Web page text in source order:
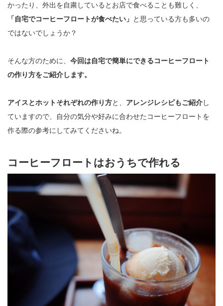
かったり、外出を自粛しているとお店で食べることも難しく、
「自宅でコーヒーフロートが食べたい」 と思っている方も多いの
ではないでしょうか？
そんな方のために、 今回は自宅で簡単にできるコーヒーフロート
の作り方をご紹介します。
アイスとホットそれぞれの作り方と、 アレンジレシピもご紹介し
ていますので、自分の気分や好みに合わせたコーヒーフロートを
作る際の参考にしてみてくださいね。
コーヒーフロートはおうちで作れる